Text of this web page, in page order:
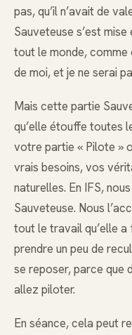
pas, qu’il n’avait de
Sauveteuse s’est
tout le monde, comme
de moi, et je ne serai
Mais cette partie
qu’elle étouffe toutes
votre partie « Pilote »
vrais besoins, vos
naturelles. En IFS,
Sauveteuse. Nous
tout le travail qu’elle a
prendre un peu de
se reposer, parce que
allez piloter.
En séance, cela peut